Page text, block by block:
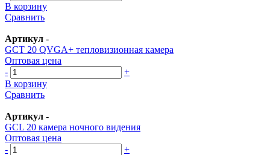
В корзину
Сравнить
Артикул -
GCT 20 QVGA+ тепловизионная камера
Оптовая цена
-
+
В корзину
Сравнить
Артикул -
GCL 20 камера ночного видения
Оптовая цена
-
+